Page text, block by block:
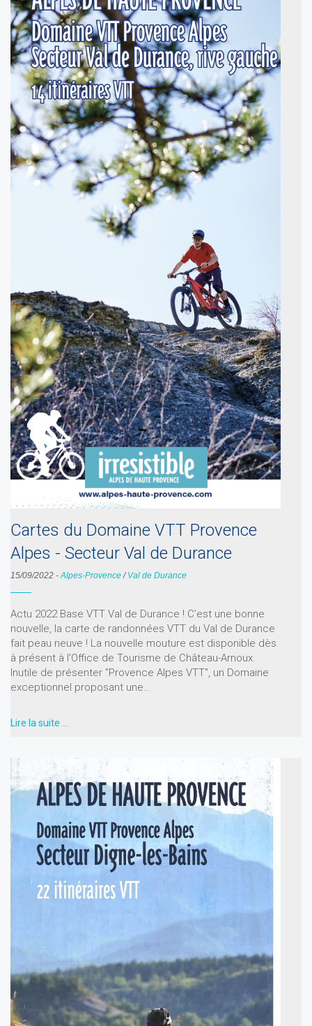
Cartes du Domaine VTT Provence
Alpes - Secteur Val de Durance
15/09/2022 -Alpes-Provence/ Val de Durance
Actu 2022 Base VTT Val de Durance ! C’est une bonne
nouvelle, la carte de randonnées VTT du Val de Durance
fait peau neuve ! La nouvelle mouture est disponible dès
à présent à l’Office de Tourisme de Château-Arnoux.
Inutile de présenter "Provence Alpes VTT", un Domaine
exceptionnel proposant une…
Lire la suite …